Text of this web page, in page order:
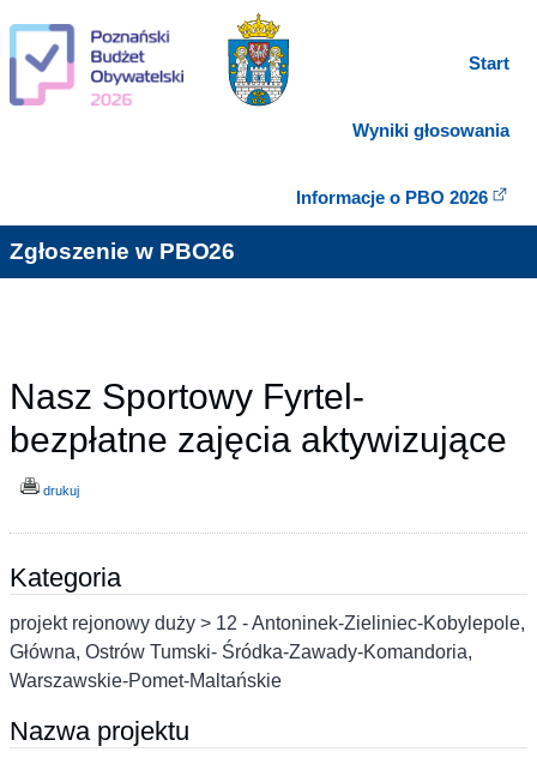
Start
Wyniki głosowania
Informacje o PBO 2026
Zgłoszenie w PBO26
Nasz Sportowy Fyrtel-
bezpłatne zajęcia aktywizujące
drukuj
Kategoria
projekt rejonowy duży > 12 - Antoninek-Zieliniec-Kobylepole,
Główna, Ostrów Tumski- Śródka-Zawady-Komandoria,
Warszawskie-Pomet-Maltańskie
Nazwa projektu